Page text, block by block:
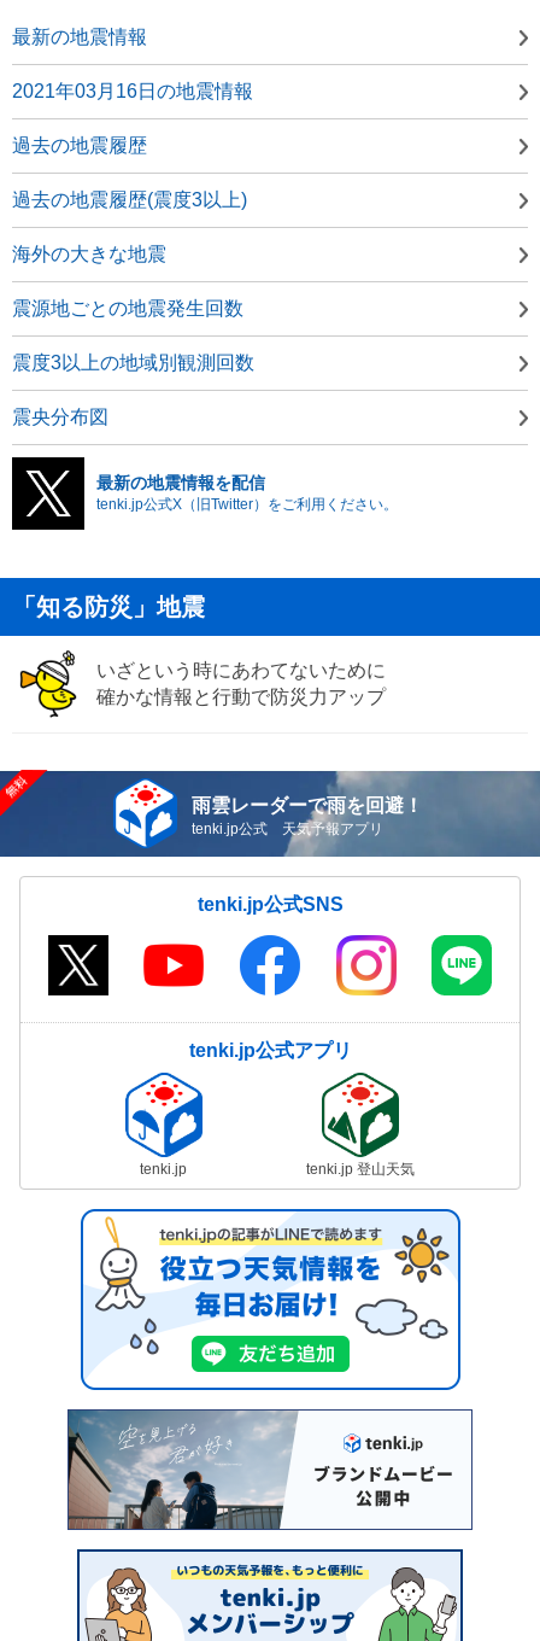
最新の地震情報
2021年03月16日の地震情報
過去の地震履歴
過去の地震履歴(震度3以上)
海外の大きな地震
震源地ごとの地震発生回数
震度3以上の地域別観測回数
震央分布図
最新の地震情報を配信
tenki.jp公式X（旧Twitter）をご利用ください。
「知る防災」地震
いざという時にあわてないために
確かな情報と行動で防災力アップ
雨雲レーダーで雨を回避！
tenki.jp公式 天気予報アプリ
tenki.jp公式SNS
tenki.jp公式アプリ
tenki.jp tenki.jp 登山天気